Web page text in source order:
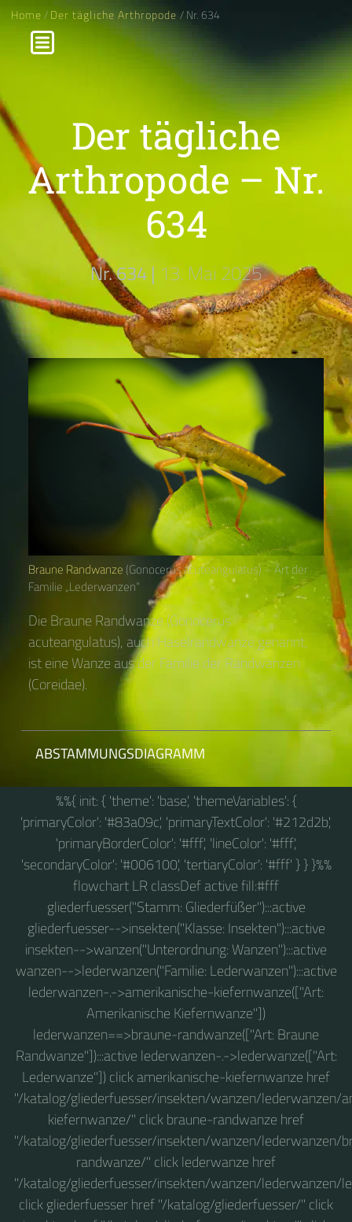
Home/Der tägliche Arthropode / Nr. 634
Der tägliche
Arthropode – Nr.
634
Nr. 634 | 13. Mai 2025
Braune Randwanze (Gonocerus acuteangulatus) – Art der
Familie „Lederwanzen“
Die Braune Randwanze (Gonocerus
acuteangulatus), auch Haselrandwanze genannt,
ist eine Wanze aus der Familie der Randwanzen
(Coreidae).
ABSTAMMUNGSDIAGRAMM
%%{ init: { 'theme': 'base', 'themeVariables': {
'primaryColor': '#83a09c', 'primaryTextColor': '#212d2b',
'primaryBorderColor': '#fff', 'lineColor': '#fff',
'secondaryColor': '#006100', 'tertiaryColor': '#fff' } } }%%
flowchart LR classDef active fill:#fff
gliederfuesser("Stamm: Gliederfüßer"):::active
gliederfuesser-->insekten("Klasse: Insekten"):::active
insekten-->wanzen("Unterordnung: Wanzen"):::active
wanzen-->lederwanzen("Familie: Lederwanzen"):::active
lederwanzen-.->amerikanische-kiefernwanze(["Art:
Amerikanische Kiefernwanze"])
lederwanzen==>braune-randwanze(["Art: Braune
Randwanze"]):::active lederwanzen-.->lederwanze(["Art:
Lederwanze"]) click amerikanische-kiefernwanze href
"/katalog/gliederfuesser/insekten/wanzen/lederwanzen/
kiefernwanze/" click braune-randwanze href
"/katalog/gliederfuesser/insekten/wanzen/lederwanzen/
randwanze/" click lederwanze href
"/katalog/gliederfuesser/insekten/wanzen/lederwanzen/
click gliederfuesser href "/katalog/gliederfuesser/" click